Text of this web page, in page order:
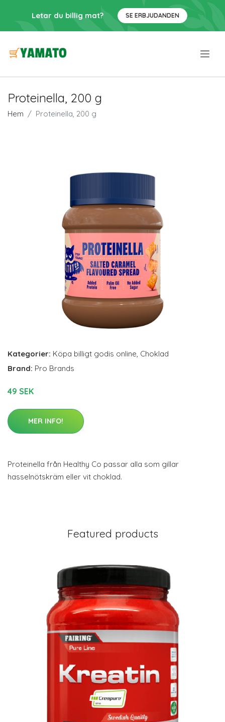
Letar du billig mat? SE ERBJUDANDEN
Proteinella, 200 g
Hem Proteinella, 200 g
Kategorier: Köpa billigt godis online, Choklad
Brand: Pro Brands
49 SEK
MER INFO!
Proteinella från Healthy Co passar alla som gillar
hasselnötskräm eller vit choklad.
Featured products